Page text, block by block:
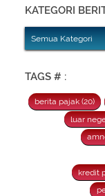
suami atau
KATEGORI
Semua Kategori
TAGS # :
berita pajak (20)
luar
kredit